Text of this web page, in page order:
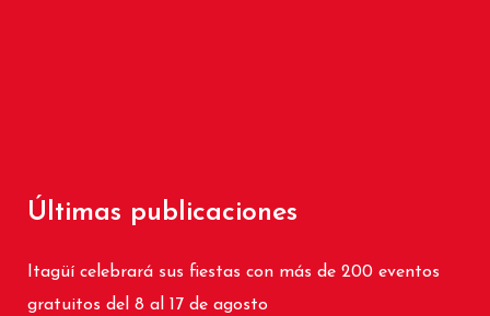
Últimas publicaciones
Itagüí celebrará sus fiestas con más de 200 eventos
gratuitos del 8 al 17 de agosto